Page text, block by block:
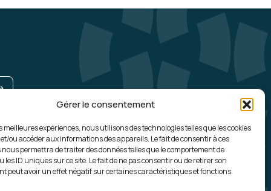
Gérer le consentement
meilleures expériences, nous utilisons des technologies telles que les cookies
ou accéder aux informations des appareils. Le fait de consentir à ces
permettra de traiter des données telles que le comportement de
les ID uniques sur ce site. Le fait de ne pas consentir ou de retirer son
peut avoir un effet négatif sur certaines caractéristiques et fonctions.
Le 16/06/2026
à mes attentes
UNE QUESTION, UN RENSEIGNEMENT ?
Contactez-nous